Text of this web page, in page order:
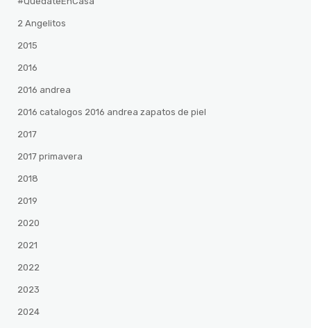
2 Angelitos
2015
2016
2016 andrea
2016 catalogos 2016 andrea zapatos de piel
2017
2017 primavera
2018
2019
2020
2021
2022
2023
2024